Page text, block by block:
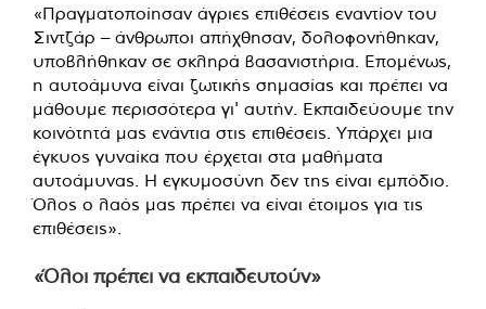
«Πραγματοποίησαν άγριες επιθέσεις εναντίον του
Σιντζάρ – άνθρωποι απήχθησαν, δολοφονήθηκαν,
υποβλήθηκαν σε σκληρά βασανιστήρια. Επομένως,
η αυτοάμυνα είναι ζωτικής σημασίας και πρέπει να
μάθουμε περισσότερα γι' αυτήν. Εκπαιδεύουμε την
κοινότητά μας ενάντια στις επιθέσεις. Υπάρχει μια
έγκυος γυναίκα που έρχεται στα μαθήματα
αυτοάμυνας. Η εγκυμοσύνη δεν της είναι εμπόδιο.
Όλος ο λαός μας πρέπει να είναι έτοιμος για τις
επιθέσεις».
«Όλοι πρέπει να εκπαιδευτούν»